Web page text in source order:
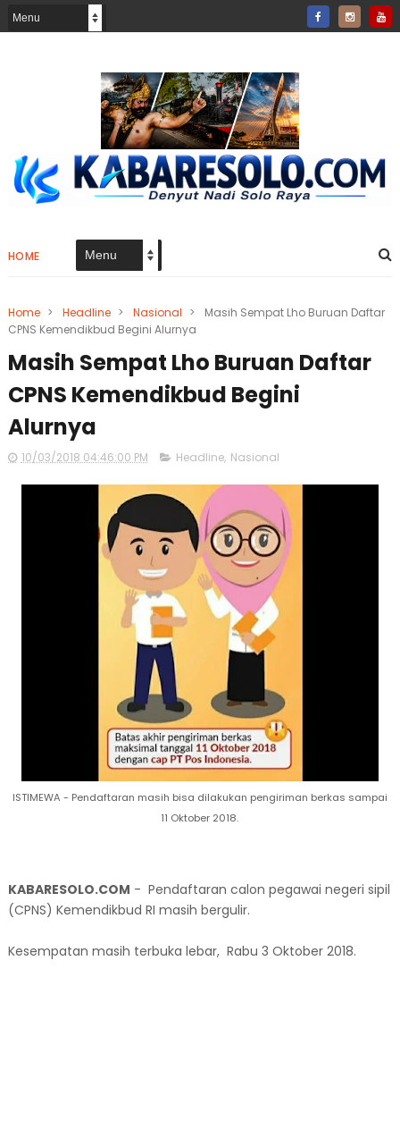
HOME
Home > Headline > Nasional >
Masih Sempat Lho Buruan Daftar
CPNS Kemendikbud Begini Alurnya
Masih Sempat Lho Buruan Daftar
CPNS Kemendikbud Begini
Alurnya
10/03/2018 04:46:00 PM Headline, Nasional
ISTIMEWA - Pendaftaran masih bisa dilakukan pengiriman berkas sampai
11 Oktober 2018.
KABARESOLO.COM - Pendaftaran calon pegawai negeri sipil
(CPNS) Kemendikbud RI masih bergulir.
Kesempatan masih terbuka lebar, Rabu 3 Oktober 2018.